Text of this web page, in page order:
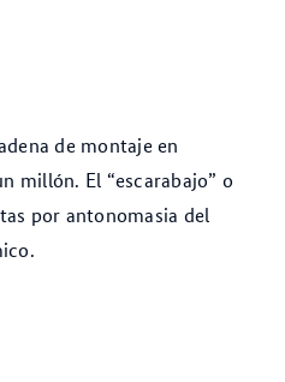
de montaje en
millón. El “escarabajo” o
por antonomasia del